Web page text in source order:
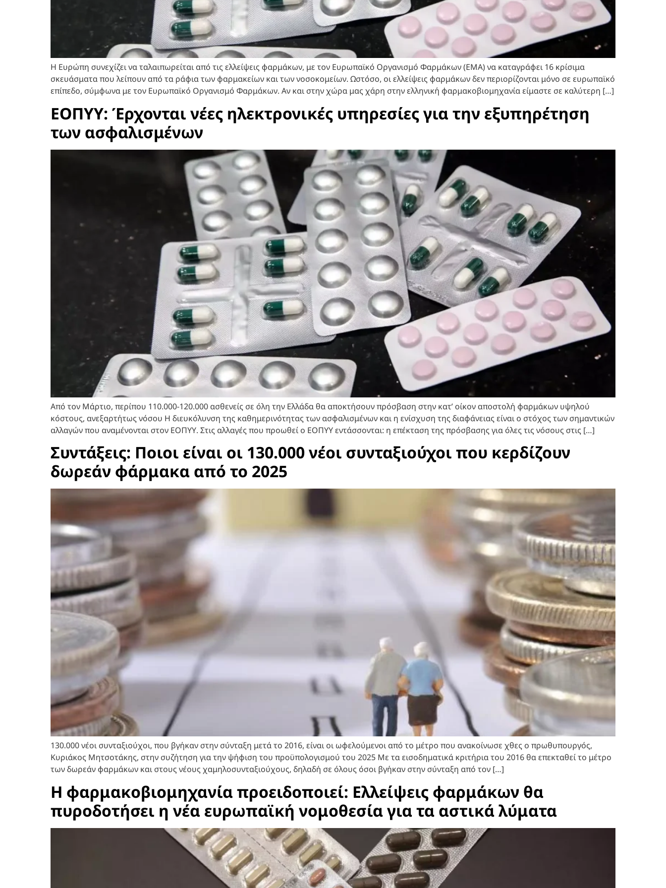
Η Ευρώπη συνεχίζει να ταλαιπωρείται από τις ελλείψεις φαρμάκων, με τον Ευρωπαϊκό Οργανισμό Φαρμάκων (EMA) να καταγράφει 16 κρίσιμα
σκευάσματα που λείπουν από τα ράφια των φαρμακείων και των νοσοκομείων. Ωστόσο, οι ελλείψεις φαρμάκων δεν περιορίζονται μόνο σε ευρωπαϊκό
επίπεδο, σύμφωνα με τον Ευρωπαϊκό Οργανισμό Φαρμάκων. Αν και στην χώρα μας χάρη στην ελληνική φαρμακοβιομηχανία είμαστε σε καλύτερη […]
ΕΟΠΥΥ: Έρχονται νέες ηλεκτρονικές υπηρεσίες για την εξυπηρέτηση
των ασφαλισμένων
Από τον Μάρτιο, περίπου 110.000-120.000 ασθενείς σε όλη την Ελλάδα θα αποκτήσουν πρόσβαση στην κατ’ οίκον αποστολή φαρμάκων υψηλού
κόστους, ανεξαρτήτως νόσου Η διευκόλυνση της καθημερινότητας των ασφαλισμένων και η ενίσχυση της διαφάνειας είναι ο στόχος των σημαντικών
αλλαγών που αναμένονται στον ΕΟΠΥΥ. Στις αλλαγές που προωθεί ο ΕΟΠΥΥ εντάσσονται: η επέκταση της πρόσβασης για όλες τις νόσους στις […]
Συντάξεις: Ποιοι είναι οι 130.000 νέοι συνταξιούχοι που κερδίζουν
δωρεάν φάρμακα από το 2025
130.000 νέοι συνταξιούχοι, που βγήκαν στην σύνταξη μετά το 2016, είναι οι ωφελούμενοι από το μέτρο που ανακοίνωσε χθες ο πρωθυπουργός,
Κυριάκος Μητσοτάκης, στην συζήτηση για την ψήφιση του προϋπολογισμού του 2025 Με τα εισοδηματικά κριτήρια του 2016 θα επεκταθεί το μέτρο
των δωρεάν φαρμάκων και στους νέους χαμηλοσυνταξιούχους, δηλαδή σε όλους όσοι βγήκαν στην σύνταξη από τον […]
Η φαρμακοβιομηχανία προειδοποιεί: Ελλείψεις φαρμάκων θα
πυροδοτήσει η νέα ευρωπαϊκή νομοθεσία για τα αστικά λύματα